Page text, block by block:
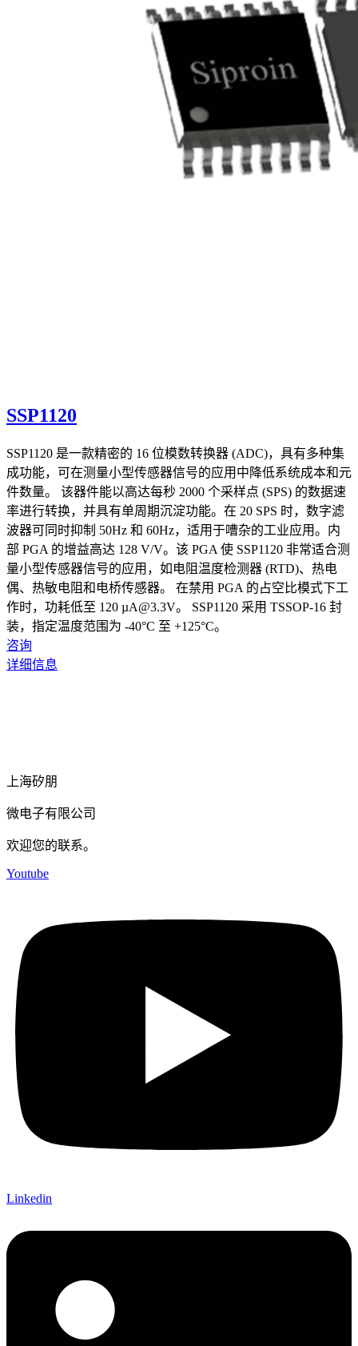
SSP1120
SSP1120 是一款精密的 16 位模数转换器 (ADC)，具有多种集
成功能，可在测量小型传感器信号的应用中降低系统成本和元
件数量。 该器件能以高达每秒 2000 个采样点 (SPS) 的数据速
率进行转换，并具有单周期沉淀功能。在 20 SPS 时，数字滤
波器可同时抑制 50Hz 和 60Hz，适用于嘈杂的工业应用。内
部 PGA 的增益高达 128 V/V。该 PGA 使 SSP1120 非常适合测
量小型传感器信号的应用，如电阻温度检测器 (RTD)、热电
偶、热敏电阻和电桥传感器。 在禁用 PGA 的占空比模式下工
作时，功耗低至 120 µA@3.3V。 SSP1120 采用 TSSOP-16 封
装，指定温度范围为 -40°C 至 +125°C。
咨询
详细信息
上海矽朋
微电子有限公司
欢迎您的联系。
Youtube
Linkedin